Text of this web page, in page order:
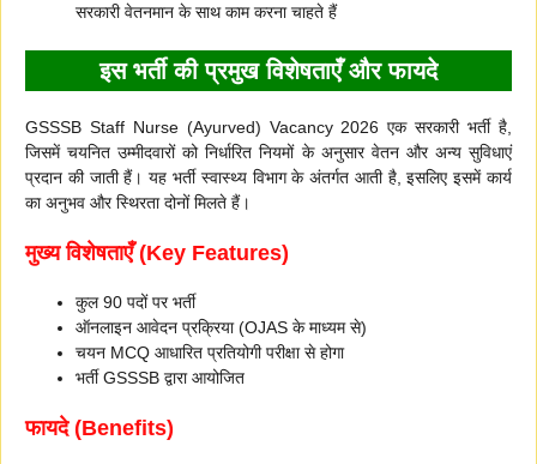
सरकारी वेतनमान के साथ काम करना चाहते हैं
इस भर्ती की प्रमुख विशेषताएँ और फायदे
GSSSB Staff Nurse (Ayurved) Vacancy 2026 एक सरकारी भर्ती है,
जिसमें चयनित उम्मीदवारों को निर्धारित नियमों के अनुसार वेतन और अन्य सुविधाएं
प्रदान की जाती हैं। यह भर्ती स्वास्थ्य विभाग के अंतर्गत आती है, इसलिए इसमें कार्य
का अनुभव और स्थिरता दोनों मिलते हैं।
मुख्य विशेषताएँ (Key Features)
कुल 90 पदों पर भर्ती
ऑनलाइन आवेदन प्रक्रिया (OJAS के माध्यम से)
चयन MCQ आधारित प्रतियोगी परीक्षा से होगा
भर्ती GSSSB द्वारा आयोजित
फायदे (Benefits)